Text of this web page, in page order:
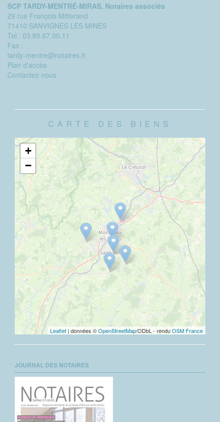
SCP TARDY-MENTRÉ-MIRAS, Notaires associés
29 rue François Mitterand
71410 SANVIGNES LES MINES
Tel : 03.85.67.00.11
Fax :
tardy-mentre@notaires.fr
Plan d'accès
Contactez-nous
CARTE DES BIENS
+
−
Leaflet | données ©OpenStreetMap/ODbL - renduOSM France
JOURNAL DES NOTAIRES